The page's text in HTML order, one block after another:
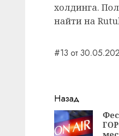
холдинга.
найти на
#13 от
Навигация
записи
Назад